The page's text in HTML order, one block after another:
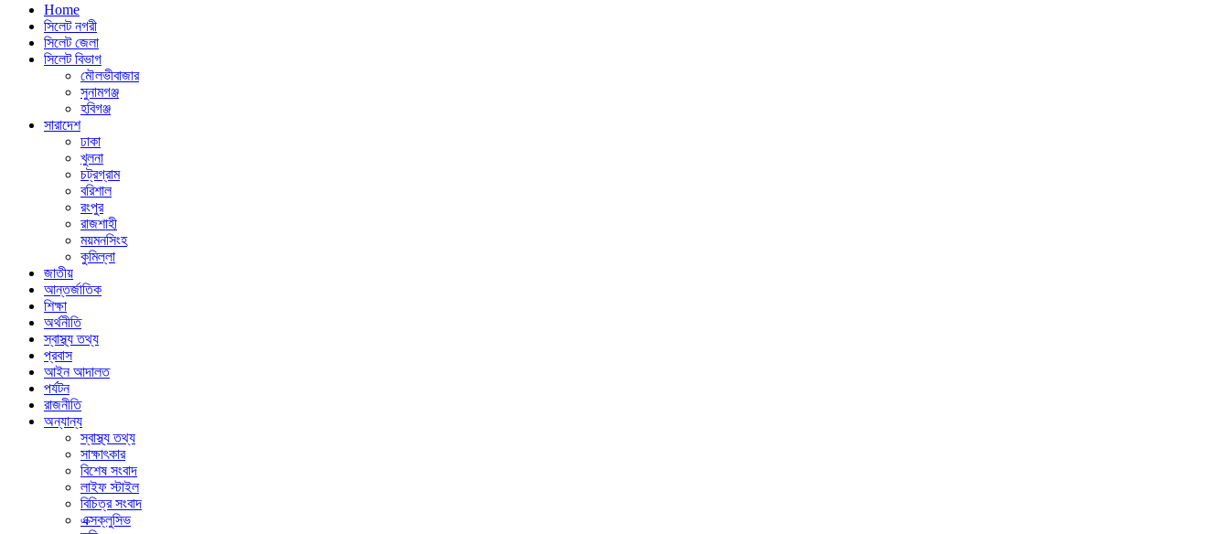
Home
সিলেট নগরী
সিলেট জেলা
সিলেট বিভাগ
মৌলভীবাজার
সুনামগঞ্জ
হবিগঞ্জ
সারাদেশ
ঢাকা
খুলনা
চট্রগ্রাম
বরিশাল
রংপুর
রাজশাহী
ময়মনসিংহ
কুমিল্লা
জাতীয়
আন্তর্জাতিক
শিক্ষা
অর্থনীতি
স্বাস্থ্য তথ্য
প্রবাস
আইন আদালত
পর্যটন
রাজনীতি
অন্যান্য
স্বাস্থ্য তথ্য
সাক্ষাৎকার
বিশেষ সংবাদ
লাইফ স্টাইল
বিচিত্র সংবাদ
এক্সক্লুসিভ